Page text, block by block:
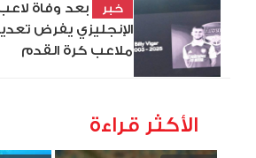
خبر
بعد وفاة
الإنجليزي يفرض
ملاعب كرة القدم
الأكثر قراءة